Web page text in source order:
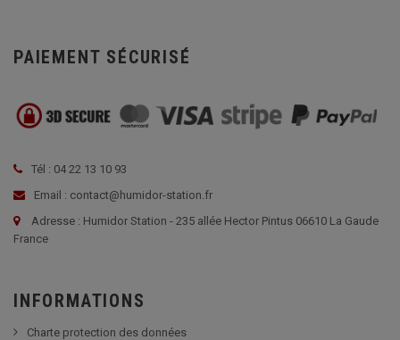
PAIEMENT SÉCURISÉ
Tél : 04 22 13 10 93
Email : contact@humidor-station.fr
Adresse : Humidor Station - 235 allée Hector Pintus 06610 La Gaude
France
INFORMATIONS
Charte protection des données